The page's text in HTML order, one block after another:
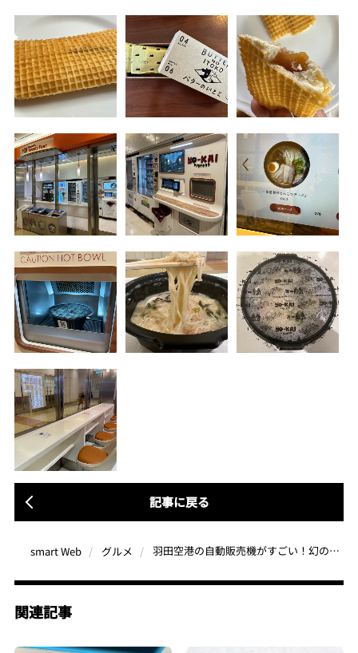
記事に戻る
smart Web グルメ 羽田空港の自動販売機がすごい！幻のロケ弁、一風堂のラーメン、有名ブランドのアイテム、大人気スイーツまで買えちゃう
関連記事